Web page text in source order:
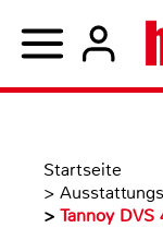
Startseite
>
> Tannoy DVS